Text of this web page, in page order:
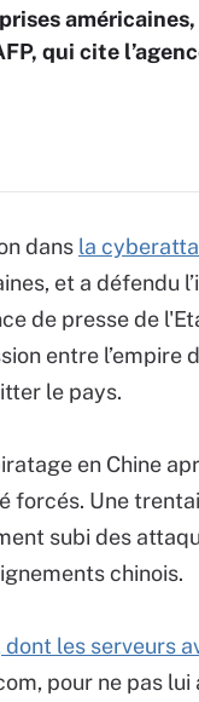
qui cite
dans la
et a défendu
de presse de
entre l’empire
le pays.
en Chine
Une
subi des
chinois.
les serveurs
pour ne pas